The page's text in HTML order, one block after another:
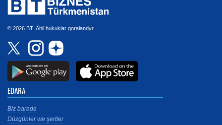
© 2026 BT. Ähli hukuklar goralandyr.
EDARA
Biz barada
Düzgünler we şertler